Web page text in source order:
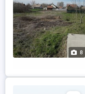
8